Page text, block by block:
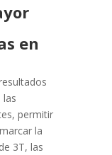
en
las
permitir
la
3T, las